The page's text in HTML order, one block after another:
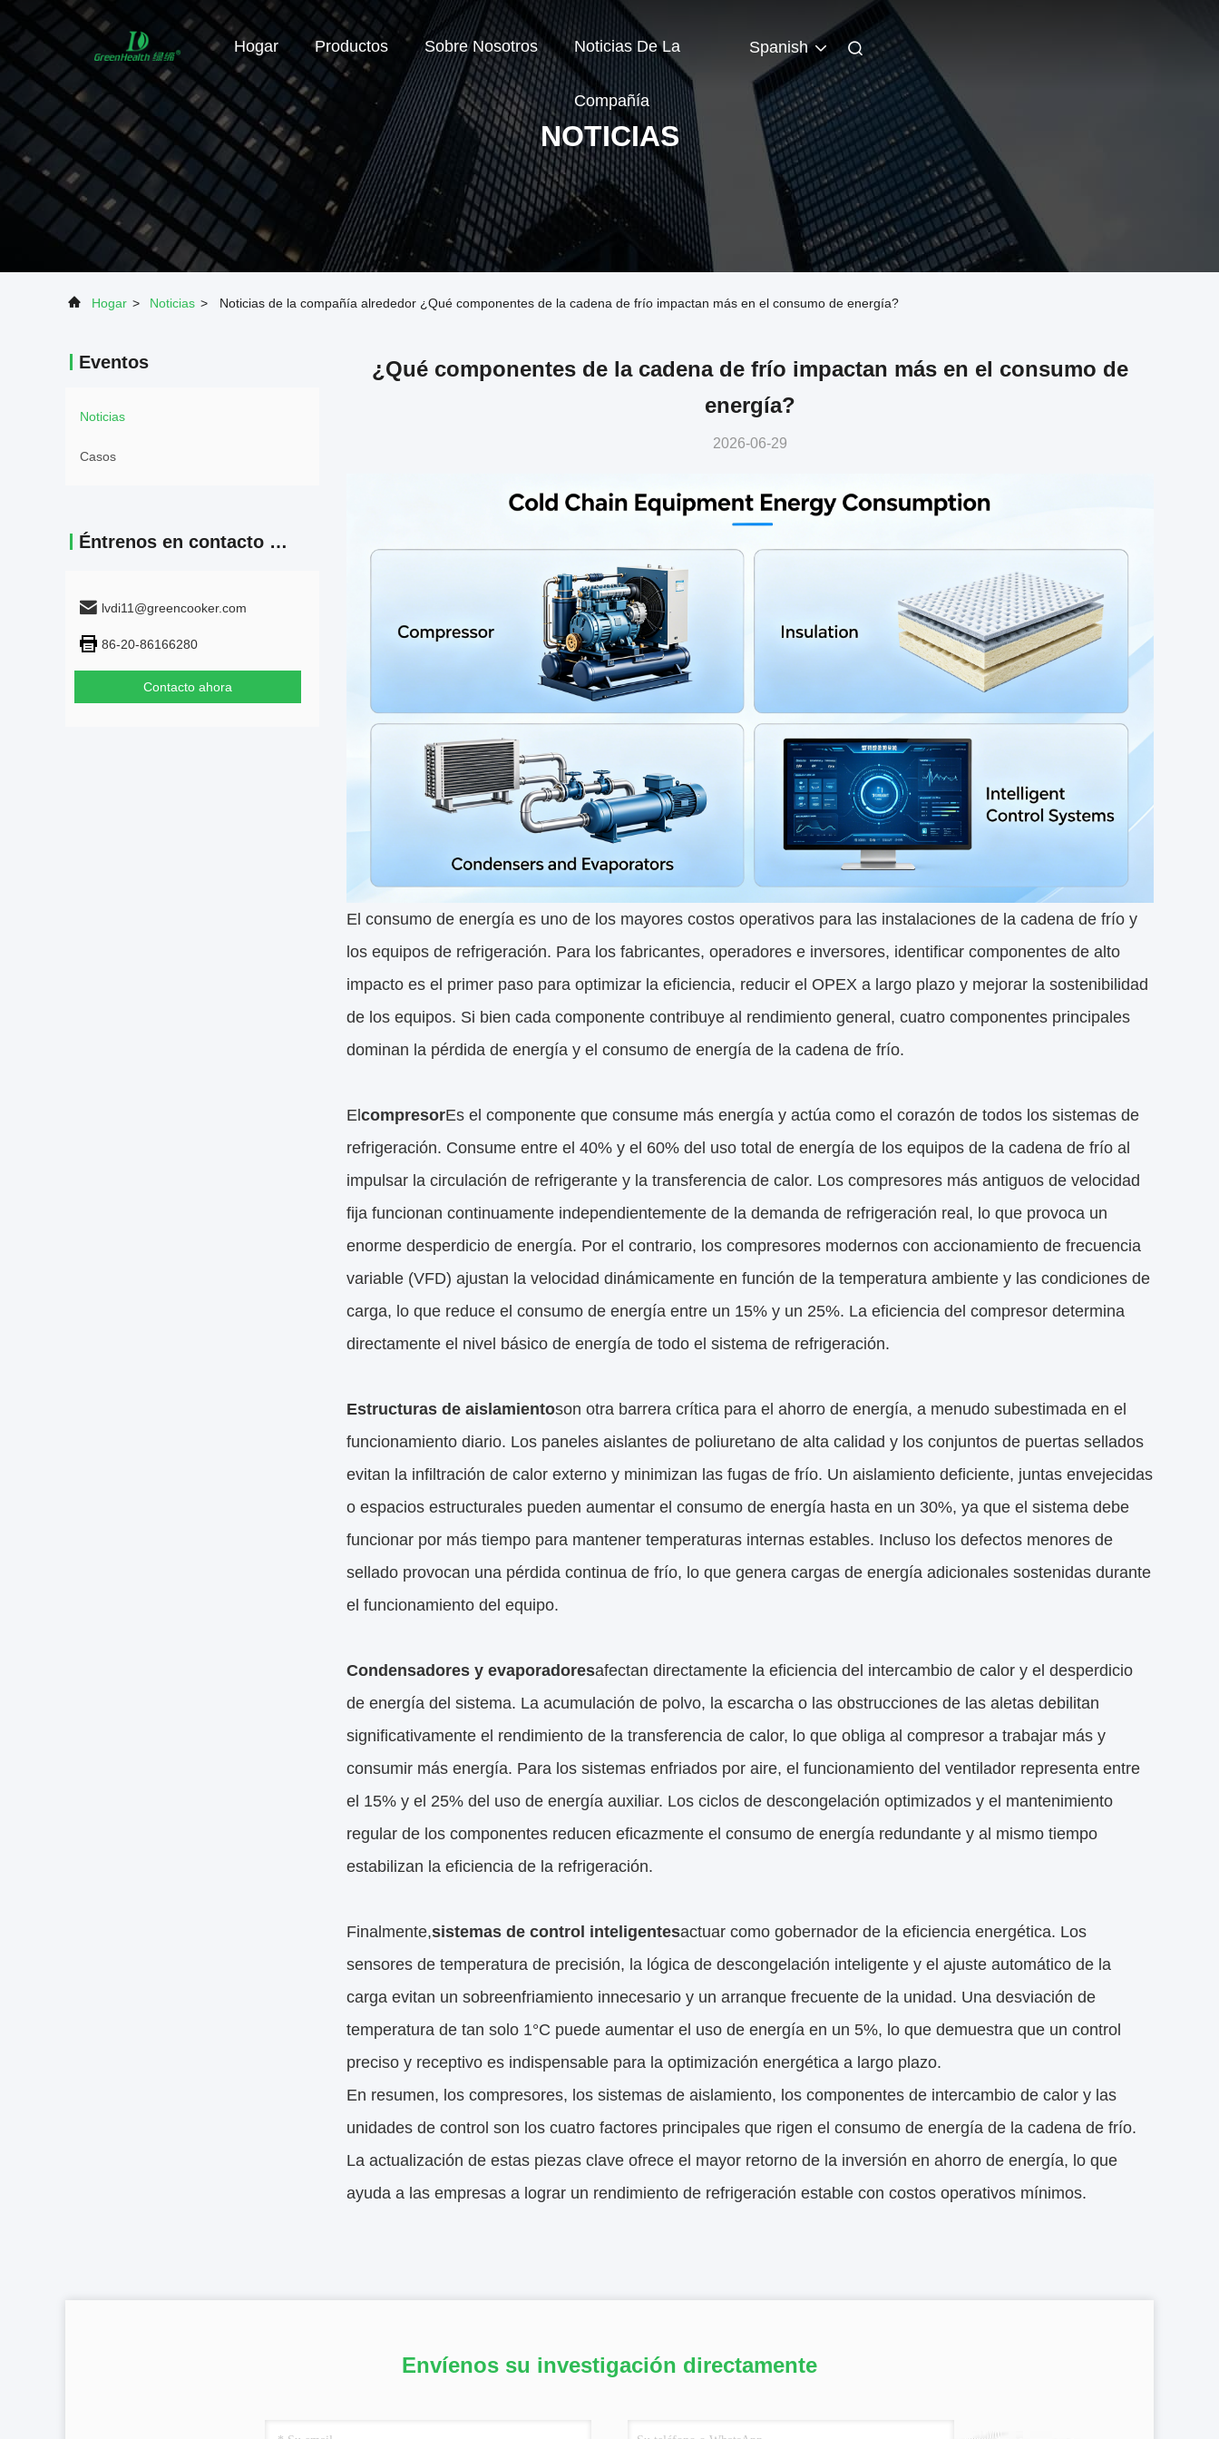
Hogar Productos Sobre Nosotros Noticias De La
Compañía
Spanish
NOTICIAS
Hogar > Noticias > Noticias de la compañía alrededor ¿Qué componentes de la cadena de frío impactan más en el consumo de energía?
Eventos
Noticias
Casos
Éntrenos en contacto con
lvdi11@greencooker.com
86-20-86166280
Contacto ahora
¿Qué componentes de la cadena de frío impactan más en el consumo de
energía?
2026-06-29
El consumo de energía es uno de los mayores costos operativos para las instalaciones de la cadena de frío y
los equipos de refrigeración. Para los fabricantes, operadores e inversores, identificar componentes de alto
impacto es el primer paso para optimizar la eficiencia, reducir el OPEX a largo plazo y mejorar la sostenibilidad
de los equipos. Si bien cada componente contribuye al rendimiento general, cuatro componentes principales
dominan la pérdida de energía y el consumo de energía de la cadena de frío.
ElcompresorEs el componente que consume más energía y actúa como el corazón de todos los sistemas de
refrigeración. Consume entre el 40% y el 60% del uso total de energía de los equipos de la cadena de frío al
impulsar la circulación de refrigerante y la transferencia de calor. Los compresores más antiguos de velocidad
fija funcionan continuamente independientemente de la demanda de refrigeración real, lo que provoca un
enorme desperdicio de energía. Por el contrario, los compresores modernos con accionamiento de frecuencia
variable (VFD) ajustan la velocidad dinámicamente en función de la temperatura ambiente y las condiciones de
carga, lo que reduce el consumo de energía entre un 15% y un 25%. La eficiencia del compresor determina
directamente el nivel básico de energía de todo el sistema de refrigeración.
Estructuras de aislamientoson otra barrera crítica para el ahorro de energía, a menudo subestimada en el
funcionamiento diario. Los paneles aislantes de poliuretano de alta calidad y los conjuntos de puertas sellados
evitan la infiltración de calor externo y minimizan las fugas de frío. Un aislamiento deficiente, juntas envejecidas
o espacios estructurales pueden aumentar el consumo de energía hasta en un 30%, ya que el sistema debe
funcionar por más tiempo para mantener temperaturas internas estables. Incluso los defectos menores de
sellado provocan una pérdida continua de frío, lo que genera cargas de energía adicionales sostenidas durante
el funcionamiento del equipo.
Condensadores y evaporadoresafectan directamente la eficiencia del intercambio de calor y el desperdicio
de energía del sistema. La acumulación de polvo, la escarcha o las obstrucciones de las aletas debilitan
significativamente el rendimiento de la transferencia de calor, lo que obliga al compresor a trabajar más y
consumir más energía. Para los sistemas enfriados por aire, el funcionamiento del ventilador representa entre
el 15% y el 25% del uso de energía auxiliar. Los ciclos de descongelación optimizados y el mantenimiento
regular de los componentes reducen eficazmente el consumo de energía redundante y al mismo tiempo
estabilizan la eficiencia de la refrigeración.
Finalmente,sistemas de control inteligentesactuar como gobernador de la eficiencia energética. Los
sensores de temperatura de precisión, la lógica de descongelación inteligente y el ajuste automático de la
carga evitan un sobreenfriamiento innecesario y un arranque frecuente de la unidad. Una desviación de
temperatura de tan solo 1°C puede aumentar el uso de energía en un 5%, lo que demuestra que un control
preciso y receptivo es indispensable para la optimización energética a largo plazo.
En resumen, los compresores, los sistemas de aislamiento, los componentes de intercambio de calor y las
unidades de control son los cuatro factores principales que rigen el consumo de energía de la cadena de frío.
La actualización de estas piezas clave ofrece el mayor retorno de la inversión en ahorro de energía, lo que
ayuda a las empresas a lograr un rendimiento de refrigeración estable con costos operativos mínimos.
Envíenos su investigación directamente